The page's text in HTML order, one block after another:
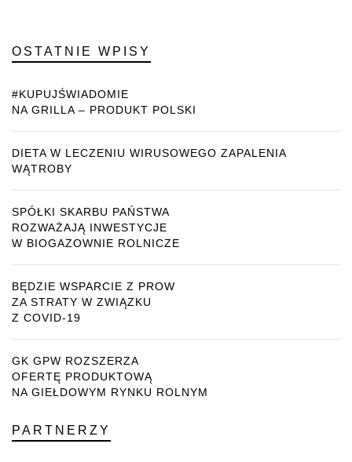
OSTATNIE WPISY
#KUPUJŚWIADOMIE
NA GRILLA – PRODUKT POLSKI
DIETA W LECZENIU WIRUSOWEGO ZAPALENIA
WĄTROBY
SPÓŁKI SKARBU PAŃSTWA
ROZWAŻAJĄ INWESTYCJE
W BIOGAZOWNIE ROLNICZE
BĘDZIE WSPARCIE Z PROW
ZA STRATY W ZWIĄZKU
Z COVID-19
GK GPW ROZSZERZA
OFERTĘ PRODUKTOWĄ
NA GIEŁDOWYM RYNKU ROLNYM
PARTNERZY